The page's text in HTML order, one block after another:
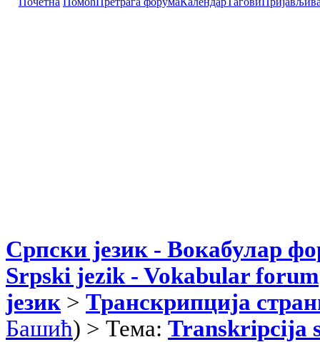
Српски језик - Вокабулар
Srpski jezik - Vokabular forum
језик > Транскрипција
Башић) > Тема: Transkripcija